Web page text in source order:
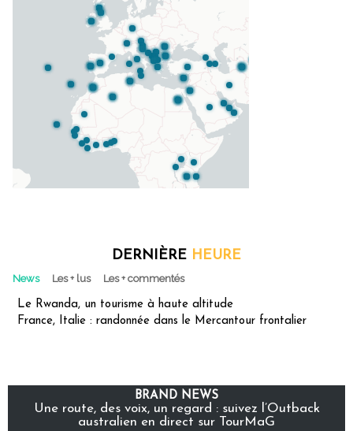
DERNIÈRE HEURE
News Les + lus Les + commentés
Le Rwanda, un tourisme à haute altitude
France, Italie : randonnée dans le Mercantour frontalier
BRAND NEWS
Une route, des voix, un regard : suivez l’Outback
australien en direct sur TourMaG